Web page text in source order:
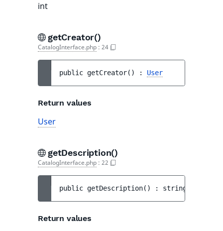
int
getCreator()
CatalogInterface.php : 24
public getCreator( ) : User
Return values
User
getDescription()
CatalogInterface.php : 22
public getDescription( ) : string|null
Return values